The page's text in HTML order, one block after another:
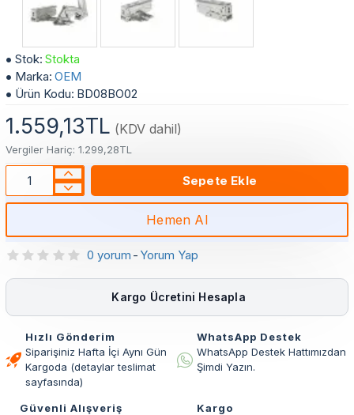
Stok: Stokta
Marka: OEM
Ürün Kodu: BD08BO02
0 yorum - Yorum Yap
1.559,13TL (KDV dahil)
Vergiler Hariç: 1.299,28TL
Sepete Ekle
Hemen Al
Kargo Ücretini Hesapla
Hızlı Gönderim
Siparişiniz Hafta İçi Aynı Gün
Kargoda (detaylar teslimat
sayfasında)
WhatsApp Destek
WhatsApp Destek Hattımızdan
Şimdi Yazın.
Güvenli Alışveriş
Kargo